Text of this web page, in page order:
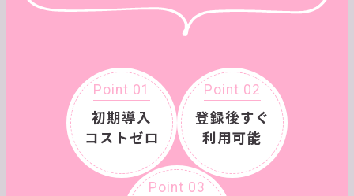
Point 01
初期導入
コストゼロ
Point 02
登録後すぐ
利用可能
Point 03